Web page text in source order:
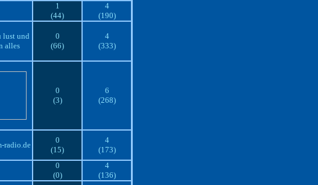
1
(44)
4
(190)
lust und
alles
0
(66)
4
(333)
0
(3)
6
(268)
radio.de
0
(15)
4
(173)
0
(0)
4
(136)